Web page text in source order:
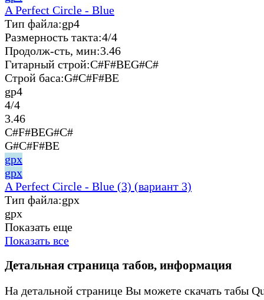
A Perfect Circle - Blue
Тип файла:gp4
Размерность такта:4/4
Продолж-сть, мин:3.46
Гитарный строй:C#F#BEG#C#
Строй баса:G#C#F#BE
gp4
4/4
3.46
C#F#BEG#C#
G#C#F#BE
gpx
gpx
A Perfect Circle - Blue (3) (вариант 3)
Тип файла:gpx
gpx
Показать еще
Показать все
Детальная страница табов, информация
На детальной странице Вы можете скачать табы